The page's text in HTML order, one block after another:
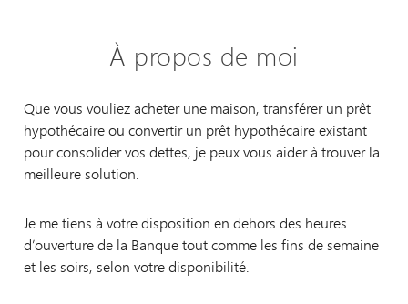
À propos de moi
Que vous vouliez acheter une maison, transférer un prêt
hypothécaire ou convertir un prêt hypothécaire existant
pour consolider vos dettes, je peux vous aider à trouver la
meilleure solution.
Je me tiens à votre disposition en dehors des heures
d’ouverture de la Banque tout comme les fins de semaine
et les soirs, selon votre disponibilité.